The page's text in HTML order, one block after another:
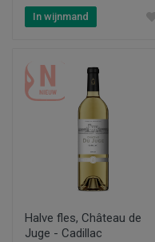
In wijnmand
Halve fles, Château de
Juge - Cadillac